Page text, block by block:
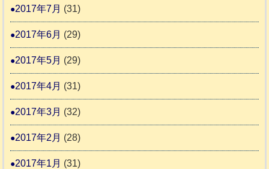
2017年7月 (31)
2017年6月 (29)
2017年5月 (29)
2017年4月 (31)
2017年3月 (32)
2017年2月 (28)
2017年1月 (31)